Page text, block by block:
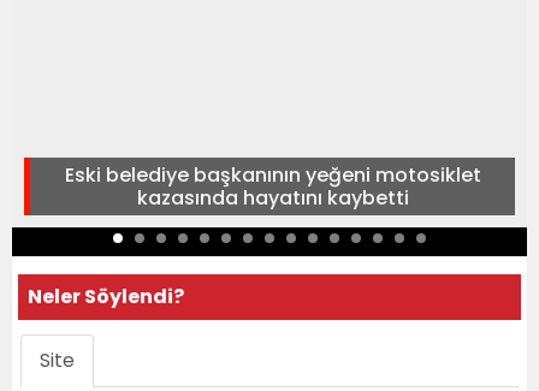
Eski belediye başkanının yeğeni motosiklet
kazasında hayatını kaybetti
Neler Söylendi?
Site